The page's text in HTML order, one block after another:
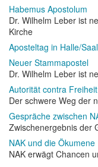
Habemus Apostolum
Dr. Wilhelm Leber ist
Kirche
Aposteltag in Halle/
Neuer Stammapostel
Dr. Wilhelm Leber ist
Autorität contra Freiheit
Der schwere Weg der
Gespräche zwischen
Zwischenergebnis der
NAK und die Ökumene
NAK erwägt Chancen